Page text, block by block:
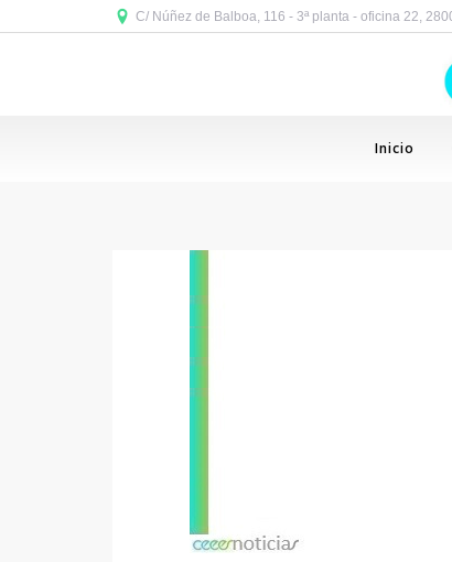
C/ Núñez de Balboa, 116 - 3ª planta - oficina 22,
Inicio